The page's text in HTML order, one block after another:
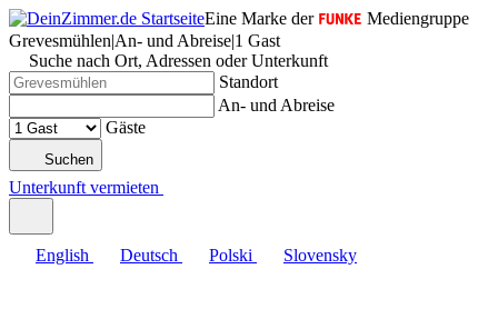
Eine Marke der
Mediengruppe
Grevesmühlen|An- und Abreise|1 Gast
Suche nach Ort, Adressen oder Unterkunft
Standort
An- und Abreise
Gäste
Suchen
Unterkunft vermieten
English Deutsch Polski Slovensky